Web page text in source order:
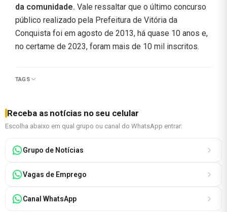
da comunidade. Vale ressaltar que o último concurso
público realizado pela Prefeitura de Vitória da
Conquista foi em agosto de 2013, há quase 10 anos e,
no certame de 2023, foram mais de 10 mil inscritos.
TAGS
Receba as notícias no seu celular
Escolha abaixo em qual grupo ou canal do WhatsApp entrar:
Grupo de Notícias
Vagas de Emprego
Canal WhatsApp